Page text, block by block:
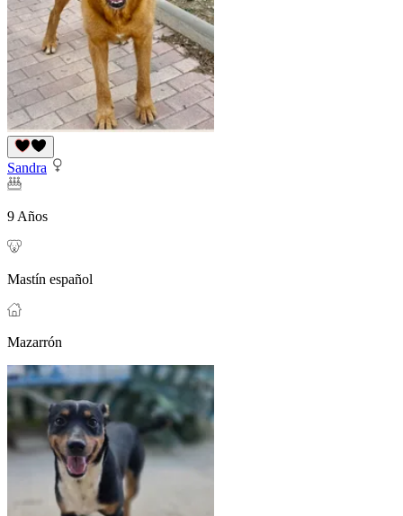
Sandra
9 Años
Mastín español
Mazarrón